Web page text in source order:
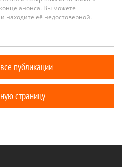
анонса. Вы можете
находите её недостоверной.
публикации
страницу